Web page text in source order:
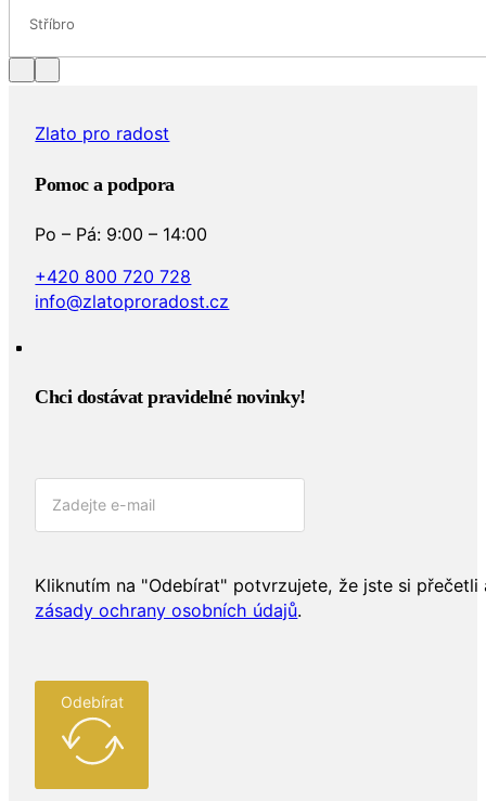
Stříbro
Zlato pro radost
Pomoc a podpora
Po – Pá: 9:00 – 14:00
+420 800 720 728
info@zlatoproradost.cz
Chci dostávat pravidelné novinky!​
Kliknutím na "Odebírat" potvrzujete, že jste si přečetli
zásady ochrany osobních údajů.
Odebírat